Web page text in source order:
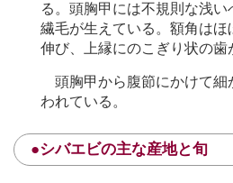
る。頭胸甲には不規則な浅
繊毛が生えている。額角はほ
伸び、上縁にのこぎり状の歯
頭胸甲から腹節にかけて細
われている。
●シバエビの主な産地と旬